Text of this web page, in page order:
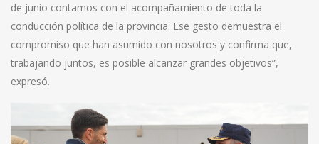
de junio contamos con el acompañamiento de toda la
conducción política de la provincia. Ese gesto demuestra el
compromiso que han asumido con nosotros y confirma que,
trabajando juntos, es posible alcanzar grandes objetivos”,
expresó.